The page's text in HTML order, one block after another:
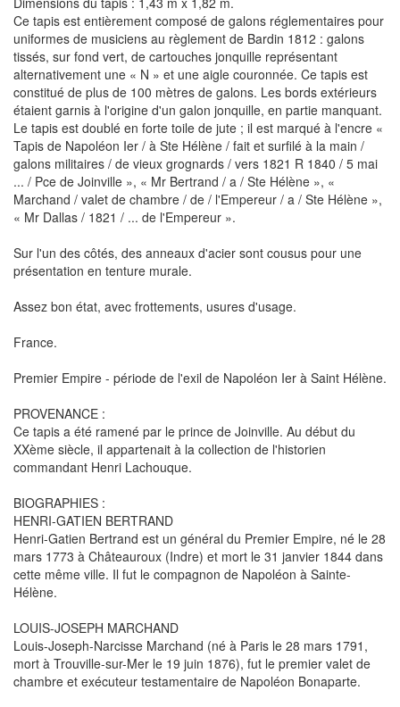
Ce tapis est entièrement composé de galons réglementaires pour
uniformes de musiciens au règlement de Bardin 1812 : galons
tissés, sur fond vert, de cartouches jonquille représentant
alternativement une « N » et une aigle couronnée. Ce tapis est
constitué de plus de 100 mètres de galons. Les bords extérieurs
étaient garnis à l'origine d'un galon jonquille, en partie manquant.
Le tapis est doublé en forte toile de jute ; il est marqué à l'encre «
Tapis de Napoléon Ier / à Ste Hélène / fait et surfilé à la main /
galons militaires / de vieux grognards / vers 1821 R 1840 / 5 mai
... / Pce de Joinville », « Mr Bertrand / a / Ste Hélène », «
Marchand / valet de chambre / de / l'Empereur / a / Ste Hélène »,
« Mr Dallas / 1821 / ... de l'Empereur ».
Sur l'un des côtés, des anneaux d'acier sont cousus pour une
présentation en tenture murale.
Assez bon état, avec frottements, usures d'usage.
France.
Premier Empire - période de l'exil de Napoléon Ier à Saint Hélène.
PROVENANCE :
Ce tapis a été ramené par le prince de Joinville. Au début du
XXème siècle, il appartenait à la collection de l'historien
commandant Henri Lachouque.
BIOGRAPHIES :
HENRI-GATIEN BERTRAND
Henri-Gatien Bertrand est un général du Premier Empire, né le 28
mars 1773 à Châteauroux (Indre) et mort le 31 janvier 1844 dans
cette même ville. Il fut le compagnon de Napoléon à Sainte-
Hélène.
LOUIS-JOSEPH MARCHAND
Louis-Joseph-Narcisse Marchand (né à Paris le 28 mars 1791,
mort à Trouville-sur-Mer le 19 juin 1876), fut le premier valet de
chambre et exécuteur testamentaire de Napoléon Bonaparte.